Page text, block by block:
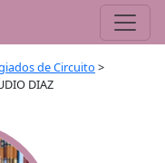
de Circuito >
DIAZ